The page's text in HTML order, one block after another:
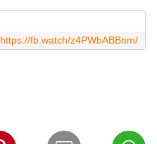
https://fb.watch/z4PWbABBnm/